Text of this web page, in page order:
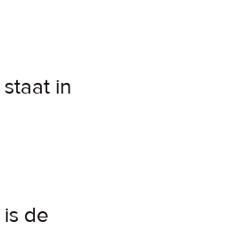
staat in
is de